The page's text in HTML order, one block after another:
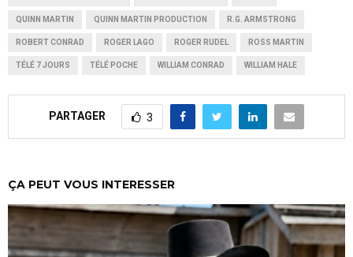
QUINN MARTIN QUINN MARTIN PRODUCTION R.G. ARMSTRONG
ROBERT CONRAD ROGER LAGO ROGER RUDEL ROSS MARTIN
TÉLÉ 7 JOURS TÉLÉ POCHE WILLIAM CONRAD WILLIAM HALE
PARTAGER 3
ÇA PEUT VOUS INTERESSER